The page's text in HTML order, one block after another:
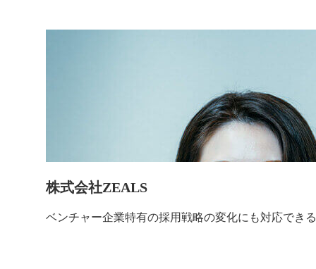
株式会社ZEALS
ベンチャー企業特有の採用戦略の変化にも対応でき